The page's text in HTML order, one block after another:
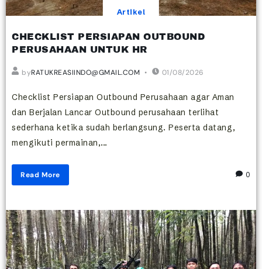
Artikel
CHECKLIST PERSIAPAN OUTBOUND
PERUSAHAAN UNTUK HR
byRATUKREASIINDO@GMAIL.COM 01/08/2026
Checklist Persiapan Outbound Perusahaan agar Aman
dan Berjalan Lancar Outbound perusahaan terlihat
sederhana ketika sudah berlangsung. Peserta datang,
mengikuti permainan,...
Read More 0